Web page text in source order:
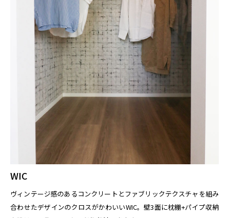
WIC
ヴィンテージ感のあるコンクリートとファブリックテクスチャを組み
合わせたデザインのクロスがかわいいWIC。壁3面に枕棚+パイプ収納